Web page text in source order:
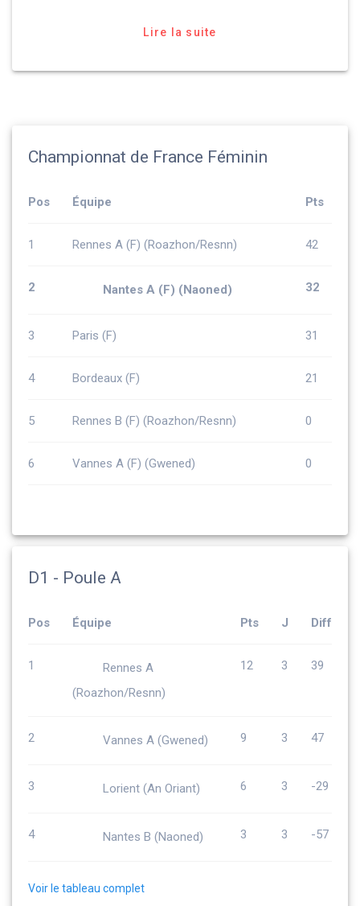
Lire la suite
Championnat de France Féminin
Pos Équipe Pts
1 Rennes A (F) (Roazhon/Resnn) 42
2 Nantes A (F) (Naoned) 32
3 Paris (F) 31
4 Bordeaux (F) 21
5 Rennes B (F) (Roazhon/Resnn) 0
6 Vannes A (F) (Gwened) 0
D1 - Poule A
Pos Équipe Pts J Diff
1
Rennes A
(Roazhon/Resnn)
12 3 39
2 Vannes A (Gwened) 9 3 47
3 Lorient (An Oriant) 6 3 -29
4 Nantes B (Naoned) 3 3 -57
Voir le tableau complet